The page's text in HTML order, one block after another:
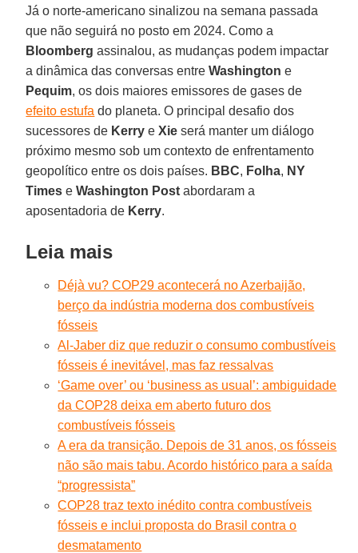
Já o norte-americano sinalizou na semana passada
que não seguirá no posto em 2024. Como a
Bloomberg assinalou, as mudanças podem impactar
a dinâmica das conversas entreWashington e
Pequim, os dois maiores emissores de gases de
efeito estufa do planeta. O principal desafio dos
sucessores de Kerry eXie será manter um diálogo
próximo mesmo sob um contexto de enfrentamento
geopolítico entre os dois países. BBC, Folha, NY
Times eWashington Post abordaram a
aposentadoria de Kerry.
Leia mais
Déjà vu? COP29 acontecerá no Azerbaijão,
berço da indústria moderna dos combustíveis
fósseis
Al-Jaber diz que reduzir o consumo combustíveis
fósseis é inevitável, mas faz ressalvas
‘Game over’ ou ‘business as usual’: ambiguidade
da COP28 deixa em aberto futuro dos
combustíveis fósseis
A era da transição. Depois de 31 anos, os fósseis
não são mais tabu. Acordo histórico para a saída
“progressista”
COP28 traz texto inédito contra combustíveis
fósseis e inclui proposta do Brasil contra o
desmatamento